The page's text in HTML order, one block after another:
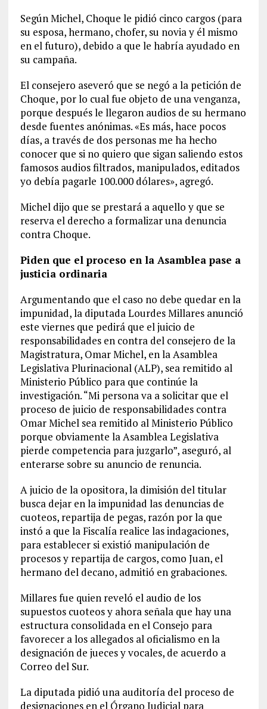
Según Michel, Choque le pidió cinco cargos (para
su esposa, hermano, chofer, su novia y él mismo
en el futuro), debido a que le habría ayudado en
su campaña.
El consejero aseveró que se negó a la petición de
Choque, por lo cual fue objeto de una venganza,
porque después le llegaron audios de su hermano
desde fuentes anónimas. «Es más, hace pocos
días, a través de dos personas me ha hecho
conocer que si no quiero que sigan saliendo estos
famosos audios filtrados, manipulados, editados
yo debía pagarle 100.000 dólares», agregó.
Michel dijo que se prestará a aquello y que se
reserva el derecho a formalizar una denuncia
contra Choque.
Piden que el proceso en la Asamblea pase a
justicia ordinaria
Argumentando que el caso no debe quedar en la
impunidad, la diputada Lourdes Millares anunció
este viernes que pedirá que el juicio de
responsabilidades en contra del consejero de la
Magistratura, Omar Michel, en la Asamblea
Legislativa Plurinacional (ALP), sea remitido al
Ministerio Público para que continúe la
investigación. “Mi persona va a solicitar que el
proceso de juicio de responsabilidades contra
Omar Michel sea remitido al Ministerio Público
porque obviamente la Asamblea Legislativa
pierde competencia para juzgarlo”, aseguró, al
enterarse sobre su anuncio de renuncia.
A juicio de la opositora, la dimisión del titular
busca dejar en la impunidad las denuncias de
cuoteos, repartija de pegas, razón por la que
instó a que la Fiscalía realice las indagaciones,
para establecer si existió manipulación de
procesos y repartija de cargos, como Juan, el
hermano del decano, admitió en grabaciones.
Millares fue quien reveló el audio de los
supuestos cuoteos y ahora señala que hay una
estructura consolidada en el Consejo para
favorecer a los allegados al oficialismo en la
designación de jueces y vocales, de acuerdo a
Correo del Sur.
La diputada pidió una auditoría del proceso de
designaciones en el Órgano Judicial para